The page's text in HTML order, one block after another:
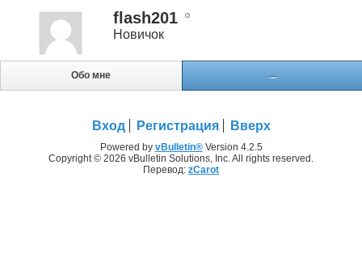
flash201
Новичок
Обо мне ...
Вход Регистрация Вверх
Powered by vBulletin®Version 4.2.5
Copyright © 2026 vBulletin Solutions, Inc. All rights reserved.
Перевод: zCarot